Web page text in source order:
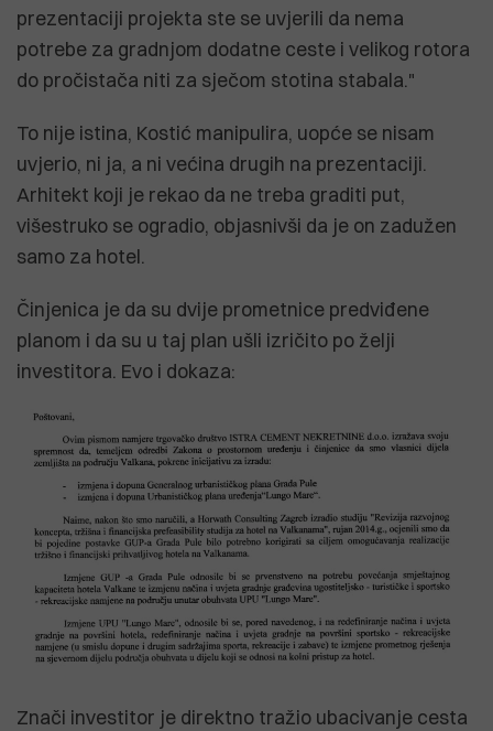
prezentaciji projekta ste se uvjerili da nema
potrebe za gradnjom dodatne ceste i velikog rotora
do pročistača niti za sječom stotina stabala."
To nije istina, Kostić manipulira, uopće se nisam
uvjerio, ni ja, a ni većina drugih na prezentaciji.
Arhitekt koji je rekao da ne treba graditi put,
višestruko se ogradio, objasnivši da je on zadužen
samo za hotel.
Činjenica je da su dvije prometnice predviđene
planom i da su u taj plan ušli izričito po želji
investitora. Evo i dokaza:
Znači investitor je direktno tražio ubacivanje cesta